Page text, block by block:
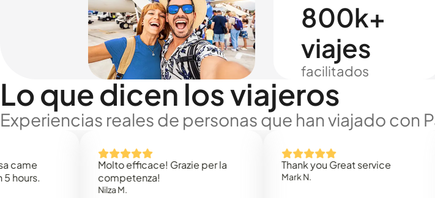
800k+
viajes
facilitados
Lo que dicen los viajeros
Experiencias reales de personas que han viajado con
Molto efficace! Grazie per la
competenza!
Thank you Great service